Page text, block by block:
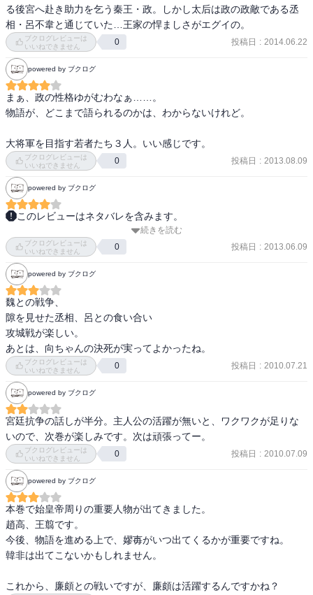
る後宮へ赴き助力を乞う秦王・政。しかし太后は政の政敵である丞
相・呂不韋と通じていた…王家の悍ましさがエグイの。
ブクログレビューは
いいねできません
0 投稿日 : 2014.06.22
powered by ブクログ
まぁ、政の性格ゆがむわなぁ……。
物語が、どこまで語られるのかは、わからないけれど。
大将軍を目指す若者たち３人。いい感じです。
ブクログレビューは
いいねできません
0 投稿日 : 2013.08.09
powered by ブクログ
このレビューはネタバレを含みます。
後宮の陰謀編。太后と呂不韋の姦通は、後々呂不韋の失脚に繋がる
はずなので避けては通れない話題。それを向などのキャラをうまく
使って膨らませている。
一方の対魏戦では、攻城戦で井蘭車が出てきて王賁（おうほん）や
蒙恬（もうてん）が大活躍。
続きを読む
ブクログレビューは
いいねできません
0 投稿日 : 2013.06.09
powered by ブクログ
魏との戦争、
隙を見せた丞相、呂との食い合い
攻城戦が楽しい。
あとは、向ちゃんの決死が実ってよかったね。
ブクログレビューは
いいねできません
0 投稿日 : 2010.07.21
powered by ブクログ
宮廷抗争の話しが半分。主人公の活躍が無いと、ワクワクが足りな
いので、次巻が楽しみです。次は頑張ってー。
ブクログレビューは
いいねできません
0 投稿日 : 2010.07.09
powered by ブクログ
本巻で始皇帝周りの重要人物が出てきました。
趙高、王翦です。
今後、物語を進める上で、嫪毐がいつ出てくるかが重要ですね。
韓非は出てこないかもしれません。
これから、廉頗との戦いですが、廉頗は活躍するんですかね？